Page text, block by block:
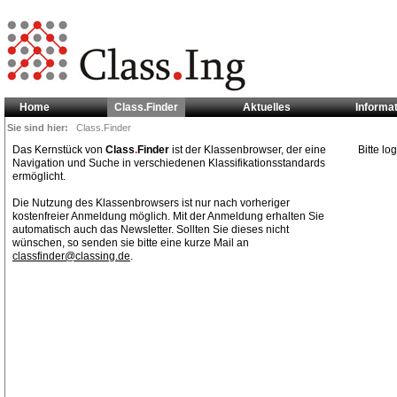
Sie sind hier: Class.Finder
Home Class.Finder Aktuelles
Das Kernstück von Class.Finder ist der Klassenbrowser, der eine
Navigation und Suche in verschiedenen Klassifikationsstandards
ermöglicht.
Die Nutzung des Klassenbrowsers ist nur nach vorheriger
kostenfreier Anmeldung möglich. Mit der Anmeldung erhalten Sie
automatisch auch das Newsletter. Sollten Sie dieses nicht
wünschen, so senden sie bitte eine kurze Mail an
classfinder@classing.de.
Bitte